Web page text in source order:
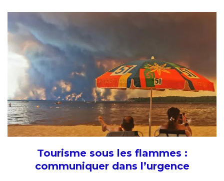
Tourisme sous les flammes :
communiquer dans l’urgence